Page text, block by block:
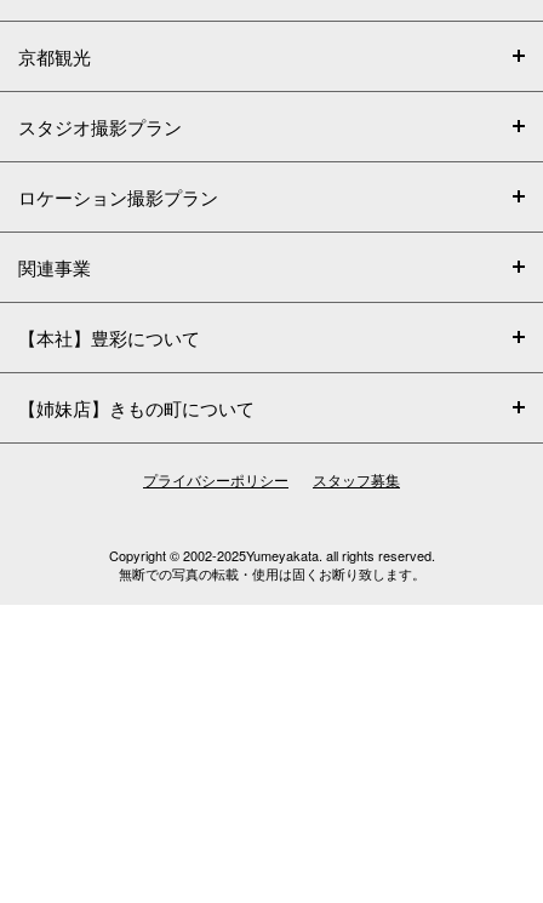
京都観光
スタジオ撮影プラン
ロケーション撮影プラン
関連事業
【本社】豊彩について
【姉妹店】きもの町について
プライバシーポリシー スタッフ募集
Copyright © 2002-2025Yumeyakata. all rights reserved.
無断での写真の転載・使用は固くお断り致します。